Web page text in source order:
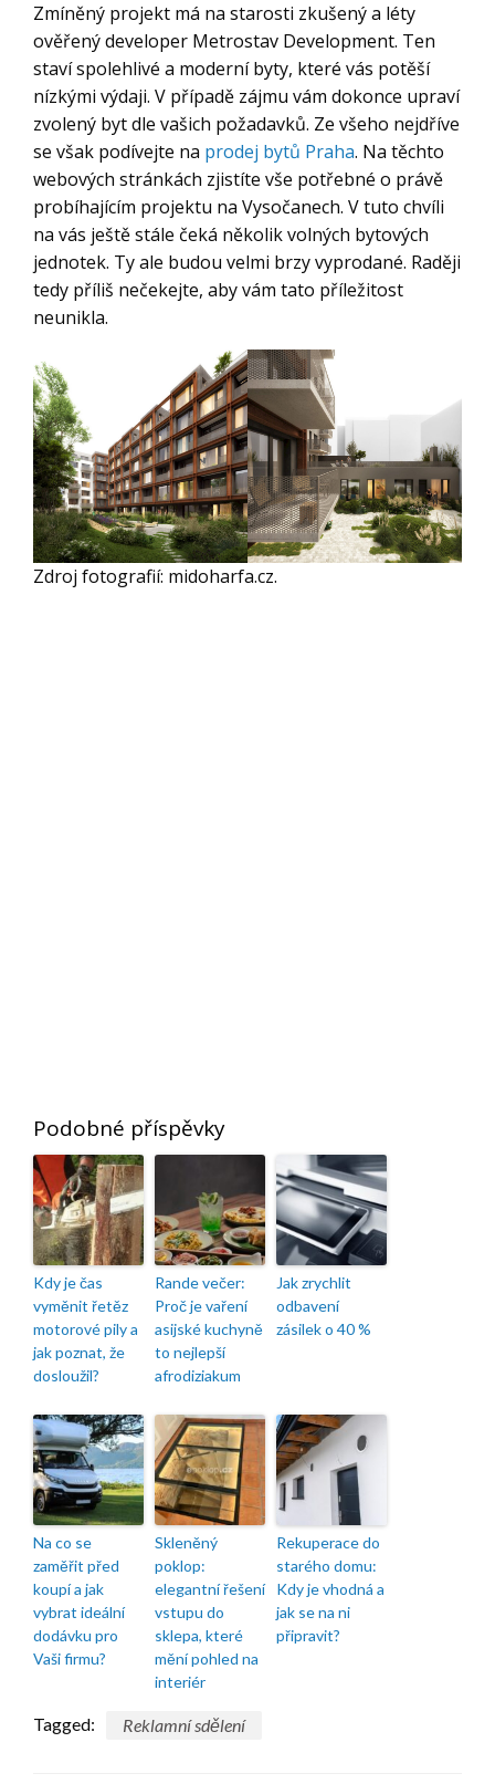
Zmíněný projekt má na starosti zkušený a léty
ověřený developer Metrostav Development. Ten
staví spolehlivé a moderní byty, které vás potěší
nízkými výdaji. V případě zájmu vám dokonce upraví
zvolený byt dle vašich požadavků. Ze všeho nejdříve
se však podívejte na prodej bytů Praha. Na těchto
webových stránkách zjistíte vše potřebné o právě
probíhajícím projektu na Vysočanech. V tuto chvíli
na vás ještě stále čeká několik volných bytových
jednotek. Ty ale budou velmi brzy vyprodané. Raději
tedy příliš nečekejte, aby vám tato příležitost
neunikla.
Zdroj fotografií: midoharfa.cz.
Podobné příspěvky
Kdy je čas
vyměnit řetěz
motorové pily a
jak poznat, že
dosloužil?
Rande večer:
Proč je vaření
asijské kuchyně
to nejlepší
afrodiziakum
Jak zrychlit
odbavení
zásilek o 40 %
Na co se
zaměřit před
koupí a jak
vybrat ideální
dodávku pro
Vaši firmu?
Skleněný
poklop:
elegantní řešení
vstupu do
sklepa, které
mění pohled na
interiér
Rekuperace do
starého domu:
Kdy je vhodná a
jak se na ni
připravit?
Tagged: Reklamní sdělení